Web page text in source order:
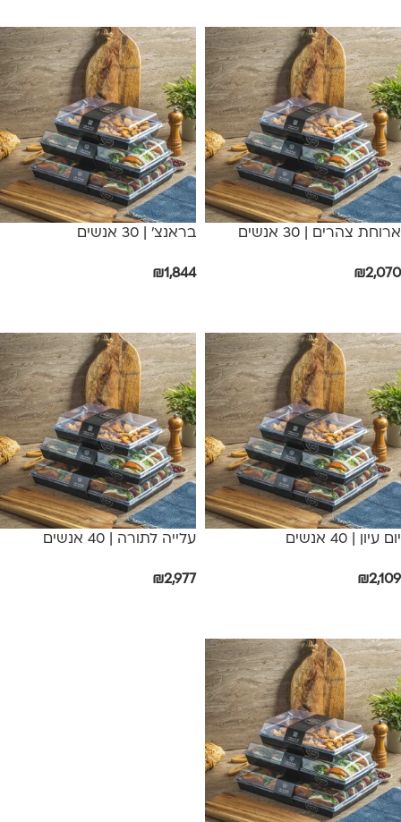
ארוחת צהרים | 30 אנשים
₪2,070
בראנצ' | 30 אנשים
₪1,844
יום עיון | 40 אנשים
₪2,109
עלייה לתורה | 40 אנשים
₪2,977